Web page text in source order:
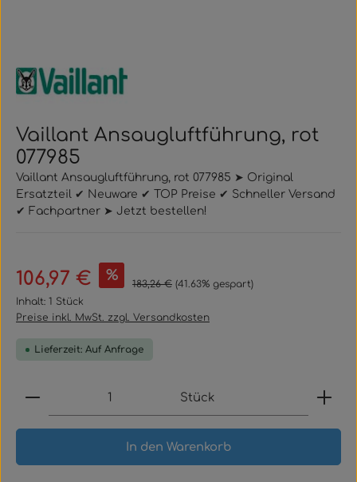
Vaillant Ansaugluftführung, rot
077985
Vaillant Ansaugluftführung, rot 077985 ➤ Original
Ersatzteil ✔ Neuware ✔ TOP Preise ✔ Schneller Versand
✔ Fachpartner ➤ Jetzt bestellen!
Verkaufspreis:
106,97 € % Regulärer Preis:
183,26 € (41.63% gespart)
Inhalt: 1 Stück
Preise inkl. MwSt. zzgl. Versandkosten
Lieferzeit: Auf Anfrage
Produkt Anzahl: Gib den gewünschten Wert
Stück
In den Warenkorb